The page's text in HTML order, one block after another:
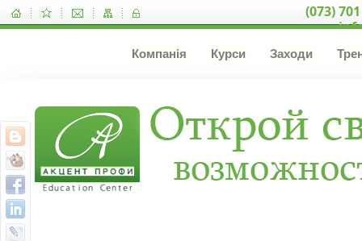
(073)
Компанія Курси Заходи